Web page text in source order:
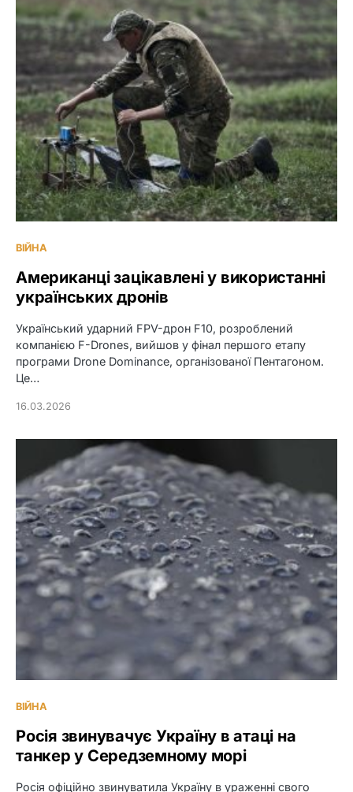
ВІЙНА
Американці зацікавлені у використанні
українських дронів
Український ударний FPV-дрон F10, розроблений
компанією F-Drones, вийшов у фінал першого етапу
програми Drone Dominance, організованої Пентагоном.
Це…
16.03.2026
ВІЙНА
Росія звинувачує Україну в атаці на
танкер у Середземному морі
Росія офіційно звинуватила Україну в ураженні свого